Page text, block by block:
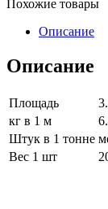
Похожие товары
Описание
Описание
Площадь
кг в 1 м
Штук в 1 тонне
Вес 1 шт